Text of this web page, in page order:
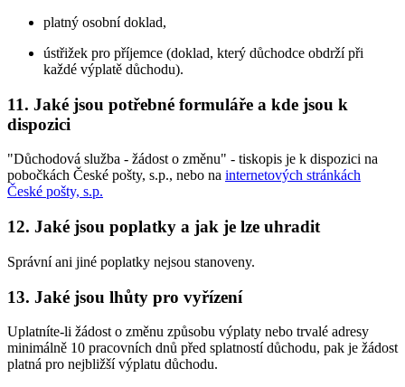
platný osobní doklad,
ústřižek pro příjemce (doklad, který důchodce obdrží při
každé výplatě důchodu).
11. Jaké jsou potřebné formuláře a kde jsou k
dispozici
"Důchodová služba - žádost o změnu" - tiskopis je k dispozici na
pobočkách České pošty, s.p., nebo na internetových stránkách
České pošty, s.p.
12. Jaké jsou poplatky a jak je lze uhradit
Správní ani jiné poplatky nejsou stanoveny.
13. Jaké jsou lhůty pro vyřízení
Uplatníte-li žádost o změnu způsobu výplaty nebo trvalé adresy
minimálně 10 pracovních dnů před splatností důchodu, pak je žádost
platná pro nejbližší výplatu důchodu.